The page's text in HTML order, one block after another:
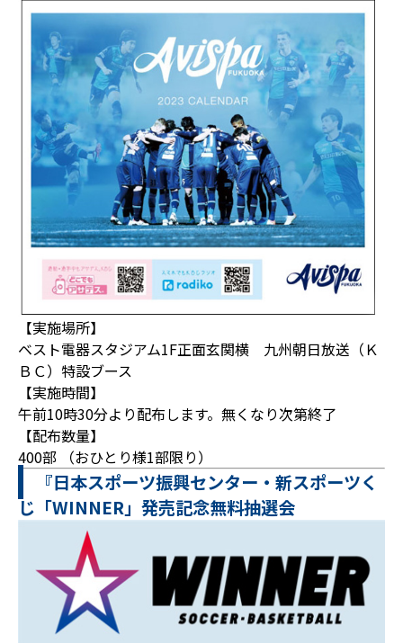
【実施場所】
ベスト電器スタジアム1F正面玄関横 九州朝日放送（Ｋ
ＢＣ）特設ブース
【実施時間】
午前10時30分より配布します。無くなり次第終了
【配布数量】
400部 （おひとり様1部限り）
『日本スポーツ振興センター・新スポーツく
じ「WINNER」発売記念無料抽選会